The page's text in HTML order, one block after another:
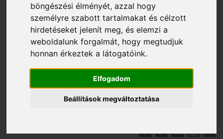
böngészési élményét, azzal hogy
személyre szabott tartalmakat és célzott
hirdetéseket jelenít meg, és elemzi a
weboldalunk forgalmát, hogy megtudjuk
honnan érkeztek a látogatóink.
Elfogadom
Beállítások megváltoztatása